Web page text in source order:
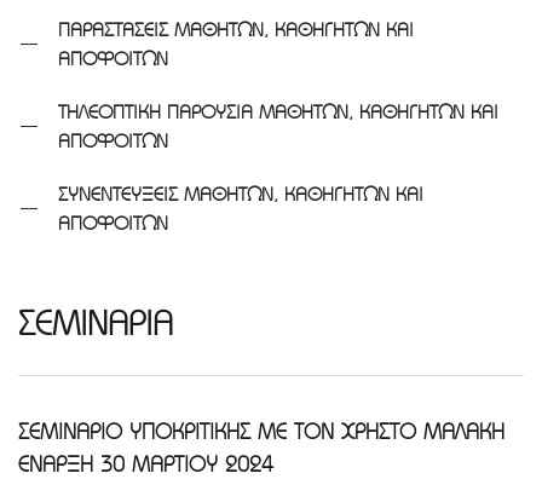
ΠΑΡΑΣΤΑΣΕΙΣ ΜΑΘΗΤΩΝ, ΚΑΘΗΓΗΤΩΝ ΚΑΙ
ΑΠΟΦΟΙΤΩΝ
ΤΗΛΕΟΠΤΙΚΗ ΠΑΡΟΥΣΙΑ ΜΑΘΗΤΩΝ, ΚΑΘΗΓΗΤΩΝ ΚΑΙ
ΑΠΟΦΟΙΤΩΝ
ΣΥΝΕΝΤΕΥΞΕΙΣ ΜΑΘΗΤΩΝ, ΚΑΘΗΓΗΤΩΝ ΚΑΙ
ΑΠΟΦΟΙΤΩΝ
ΣΕΜΙΝΑΡΙΑ
ΣΕΜΙΝΑΡΙΟ ΥΠΟΚΡΙΤΙΚΗΣ ΜΕ ΤΟΝ ΧΡΗΣΤΟ ΜΑΛΑΚΗ
ΕΝΑΡΞΗ 30 ΜΑΡΤΙΟΥ 2024